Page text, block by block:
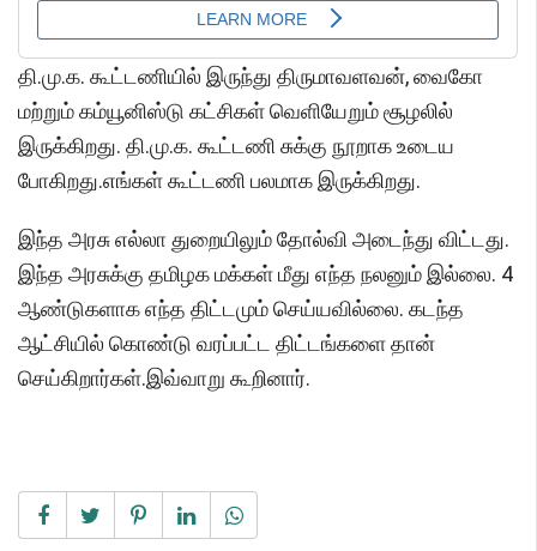
தி.மு.க. கூட்டணியில் இருந்து திருமாவளவன், வைகோ
மற்றும் கம்யூனிஸ்டு கட்சிகள் வெளியேறும் சூழலில்
இருக்கிறது. தி.மு.க. கூட்டணி சுக்கு நூறாக உடைய
போகிறது.எங்கள் கூட்டணி பலமாக இருக்கிறது.
இந்த அரசு எல்லா துறையிலும் தோல்வி அடைந்து விட்டது.
இந்த அரசுக்கு தமிழக மக்கள் மீது எந்த நலனும் இல்லை. 4
ஆண்டுகளாக எந்த திட்டமும் செய்யவில்லை. கடந்த
ஆட்சியில் கொண்டு வரப்பட்ட திட்டங்களை தான்
செய்கிறார்கள்.இவ்வாறு கூறினார்.